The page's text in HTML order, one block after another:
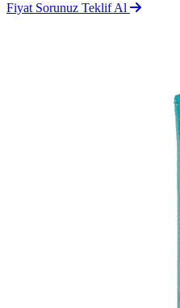
Fiyat Sorunuz Teklif Al